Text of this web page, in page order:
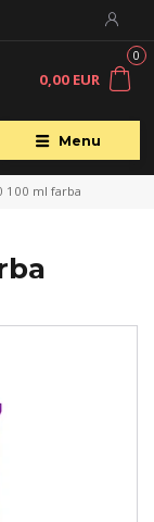
Menu
0
0,00 EUR
100 ml farba